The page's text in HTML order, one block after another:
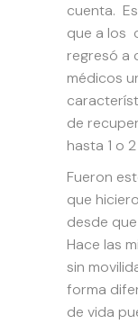
cuenta.
que a los
regresó a
médicos
de
hasta 1 o
Fueron
que
desde
Hace las
sin
forma
de vida